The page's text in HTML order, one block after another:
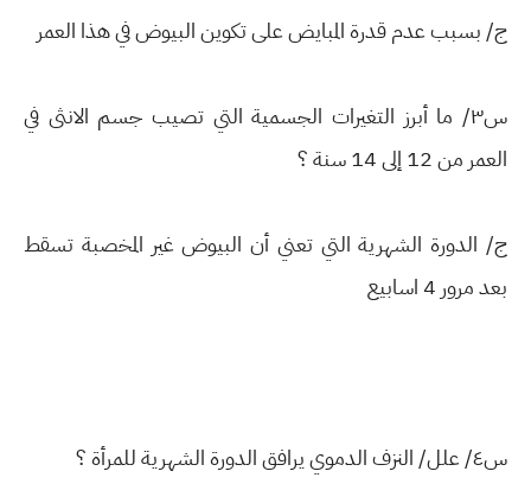
ج/ بسبب عدم قدرة المبايض على تكوين البيوض في هذا العمر
س٣/ ما أبرز التغيرات الجسمية التي تصيب جسم الانثى في
العمر من 12 إلى 14 سنة ؟
ج/ الدورة الشهرية التي تعني أن البيوض غير المخصبة تسقط
بعد مرور 4 اسابيع
س٤/ علل/ النزف الدموي يرافق الدورة الشهرية للمرأة ؟